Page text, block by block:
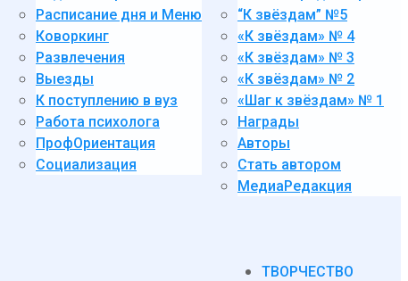
Расписание дня и Меню
Коворкинг
Развлечения
Выезды
К поступлению в вуз
Работа психолога
ПрофОриентация
Социализация
“К звёздам” №5
«К звёздам» № 4
«К звёздам» № 3
«К звёздам» № 2
«Шаг к звёздам» № 1
Награды
Авторы
Стать автором
МедиаРедакция
ТВОРЧЕСТВО